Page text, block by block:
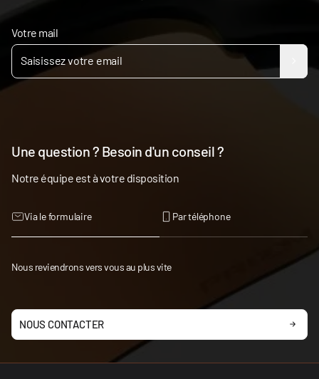
Votre mail
Une question ? Besoin d'un conseil ?
Notre équipe est à votre disposition
Via le formulaire Par téléphone
Nous reviendrons vers vous au plus vite
NOUS CONTACTER